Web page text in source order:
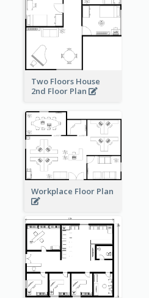
Two Floors House
2nd Floor Plan
Workplace Floor Plan